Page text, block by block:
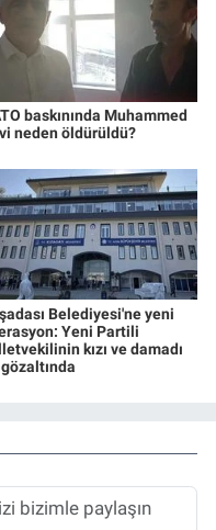
baskınında Muhammed
neden öldürüldü?
Belediyesi'ne yeni
Yeni Partili
kızı ve damadı